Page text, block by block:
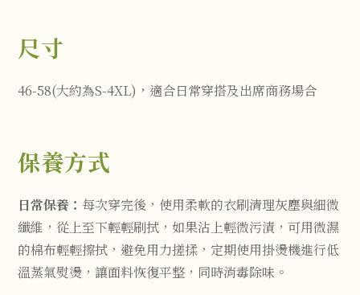
尺寸
46-58(大約為S-4XL)，適合日常穿搭及出席商務場合
保養方式
日常保養： 每次穿完後，使用柔軟的衣刷清理灰塵與細微
纖維，從上至下輕輕刷拭，如果沾上輕微污漬，可用微濕
的棉布輕輕擦拭，避免用力搓揉，定期使用掛燙機進行低
溫蒸氣熨燙，讓面料恢復平整，同時消毒除味。